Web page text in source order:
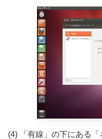
(4) 「有線」の下にある